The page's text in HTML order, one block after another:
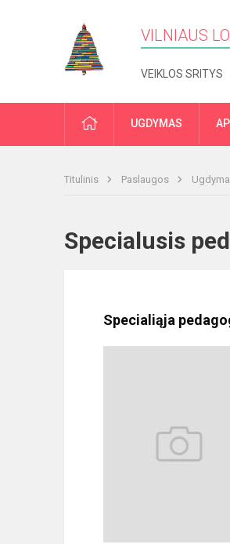
VILNIAUS
VEIKLOS SRITYS
PRADŽIAUGDYMAS
Titulinis Paslaugos
Specialusis
Specialiąja